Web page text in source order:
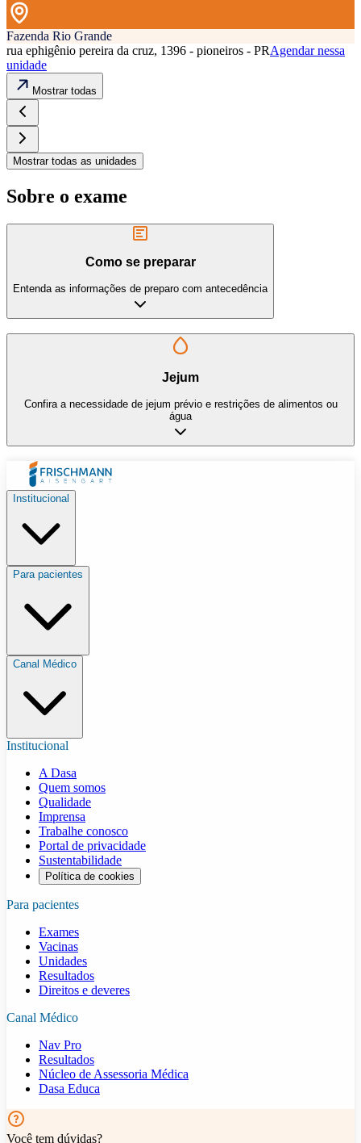
Fazenda Rio Grande
rua ephigênio pereira da cruz, 1396 - pioneiros - PRAgendar nessa
unidade
Mostrar todas
Mostrar todas as unidades
Sobre o exame
Como se preparar
Entenda as informações de preparo com antecedência
Jejum
Confira a necessidade de jejum prévio e restrições de alimentos ou
água
Institucional
Para pacientes
Canal Médico
Institucional
A Dasa
Quem somos
Qualidade
Imprensa
Trabalhe conosco
Portal de privacidade
Sustentabilidade
Política de cookies
Para pacientes
Exames
Vacinas
Unidades
Resultados
Direitos e deveres
Canal Médico
Nav Pro
Resultados
Núcleo de Assessoria Médica
Dasa Educa
Você tem dúvidas?